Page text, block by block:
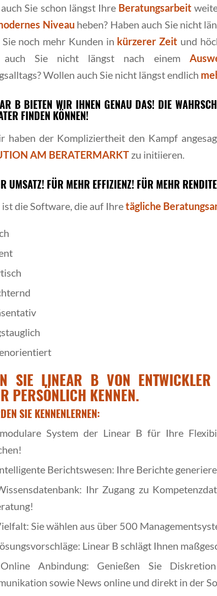
Sie schon längst Ihre Beratungsarbeit
Niveau heben? Haben auch Sie nicht
noch mehr Kunden in kürzerer Zeit und
auch Sie nicht längst nach einem
Wollen auch Sie nicht längst endlich
B BIETEN WIR IHNEN GENAU DAS! DIE
FINDEN KÖNNEN!
haben der Kompliziertheit den Kampf
AM BERATERMARKT zu initiieren.
UMSATZ! FÜR MEHR EFFIZIENZ! FÜR MEHR
ist die Software, die auf Ihretägliche
SIE LINEAR B VON
PERSÖNLICH KENNEN.
SIE KENNENLERNEN:
System der Linear B für Ihre
Berichtswesen: Ihre Berichte
Ihr Zugang zu
Sie wählen aus über 500
Linear B schlägt Ihnen
Anbindung: Genießen Sie
sowie News online und direkt in der